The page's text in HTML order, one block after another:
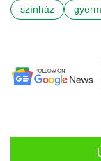
színház